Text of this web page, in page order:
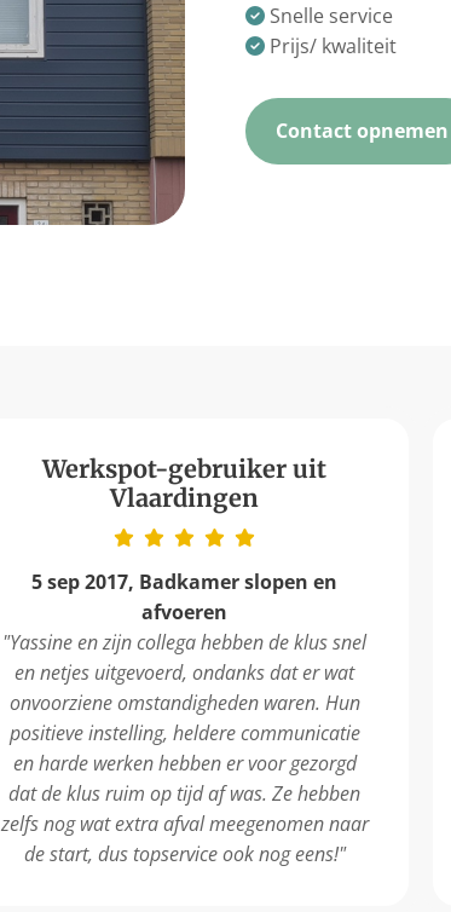
 Snelle service
 Prijs/ kwaliteit
Contact opnemen
Werkspot-gebruiker uit
Vlaardingen
5 sep 2017, Badkamer slopen en
afvoeren
"Yassine en zijn collega hebben de klus snel
en netjes uitgevoerd, ondanks dat er wat
onvoorziene omstandigheden waren. Hun
positieve instelling, heldere communicatie
en harde werken hebben er voor gezorgd
dat de klus ruim op tijd af was. Ze hebben
zelfs nog wat extra afval meegenomen naar
de start, dus topservice ook nog eens!"